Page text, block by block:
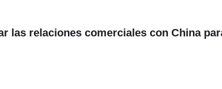
las relaciones comerciales con China